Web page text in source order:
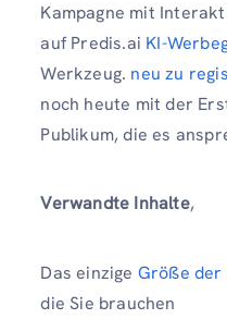
Kampagne mit
auf Predis.ai KI-
Werkzeug. neu zu
noch heute mit der
Publikum, die es
Verwandte Inhalte,
Das einzige Größe der
die Sie brauchen